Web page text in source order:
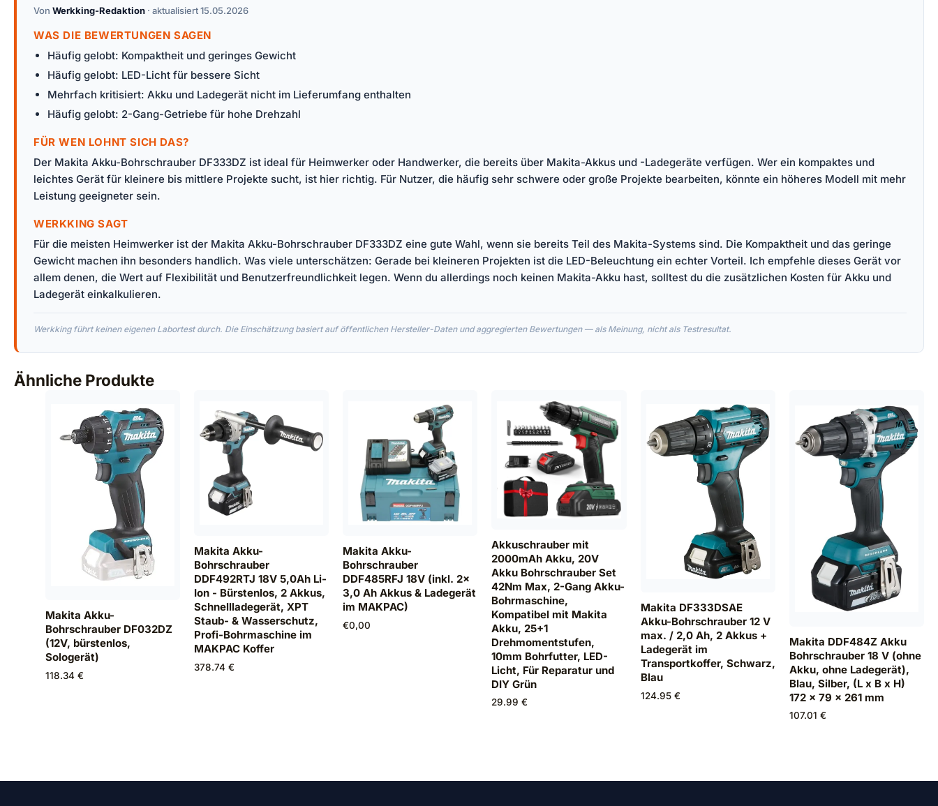
Von Werkking-Redaktion · aktualisiert 15.05.2026
WAS DIE BEWERTUNGEN SAGEN
Häufig gelobt: Kompaktheit und geringes Gewicht
Häufig gelobt: LED-Licht für bessere Sicht
Mehrfach kritisiert: Akku und Ladegerät nicht im Lieferumfang enthalten
Häufig gelobt: 2-Gang-Getriebe für hohe Drehzahl
FÜR WEN LOHNT SICH DAS?
Der Makita Akku-Bohrschrauber DF333DZ ist ideal für Heimwerker oder Handwerker, die bereits über Makita-Akkus und -Ladegeräte verfügen. Wer ein kompaktes und
leichtes Gerät für kleinere bis mittlere Projekte sucht, ist hier richtig. Für Nutzer, die häufig sehr schwere oder große Projekte bearbeiten, könnte ein höheres Modell mit mehr
Leistung geeigneter sein.
WERKKING SAGT
Für die meisten Heimwerker ist der Makita Akku-Bohrschrauber DF333DZ eine gute Wahl, wenn sie bereits Teil des Makita-Systems sind. Die Kompaktheit und das geringe
Gewicht machen ihn besonders handlich. Was viele unterschätzen: Gerade bei kleineren Projekten ist die LED-Beleuchtung ein echter Vorteil. Ich empfehle dieses Gerät vor
allem denen, die Wert auf Flexibilität und Benutzerfreundlichkeit legen. Wenn du allerdings noch keinen Makita-Akku hast, solltest du die zusätzlichen Kosten für Akku und
Ladegerät einkalkulieren.
Werkking führt keinen eigenen Labortest durch. Die Einschätzung basiert auf öffentlichen Hersteller-Daten und aggregierten Bewertungen — als Meinung, nicht als Testresultat.
Ähnliche Produkte
Makita Akku-
Bohrschrauber DF032DZ
(12V, bürstenlos,
Sologerät)
118.34 €
Makita Akku-
Bohrschrauber
DDF492RTJ 18V 5,0Ah Li-
Ion - Bürstenlos, 2 Akkus,
Schnellladegerät, XPT
Staub- & Wasserschutz,
Profi-Bohrmaschine im
MAKPAC Koffer
378.74 €
Makita Akku-
Bohrschrauber
DDF485RFJ 18V (inkl. 2x
3,0 Ah Akkus & Ladegerät
im MAKPAC)
€0,00
Akkuschrauber mit
2000mAh Akku, 20V
Akku Bohrschrauber Set
42Nm Max, 2-Gang Akku-
Bohrmaschine,
Kompatibel mit Makita
Akku, 25+1
Drehmomentstufen,
10mm Bohrfutter, LED-
Licht, Für Reparatur und
DIY Grün
29.99 €
Makita DF333DSAE
Akku-Bohrschrauber 12 V
max. / 2,0 Ah, 2 Akkus +
Ladegerät im
Transportkoffer, Schwarz,
Blau
124.95 €
Makita DDF484Z Akku
Bohrschrauber 18 V (ohne
Akku, ohne Ladegerät),
Blau, Silber, (L x B x H)
172 x 79 x 261 mm
107.01 €